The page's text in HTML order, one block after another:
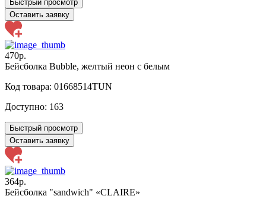
Быстрый просмотр
Оставить заявку
470р.
Бейсболка Bubble, желтый неон с белым
Код товара: 01668514TUN
Доступно: 163
Быстрый просмотр
Оставить заявку
364р.
Бейсболка "sandwich" «CLAIRE»